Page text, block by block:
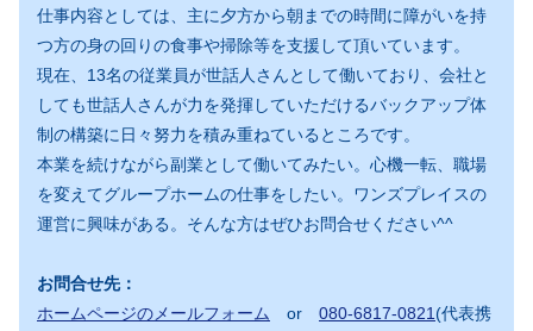
仕事内容としては、主に夕方から朝までの時間に障がいを持
つ方の身の回りの食事や掃除等を支援して頂いています。
現在、13名の従業員が世話人さんとして働いており、会社と
しても世話人さんが力を発揮していただけるバックアップ体
制の構築に日々努力を積み重ねているところです。
本業を続けながら副業として働いてみたい。心機一転、職場
を変えてグループホームの仕事をしたい。ワンズプレイスの
運営に興味がある。そんな方はぜひお問合せください^^
お問合せ先：
ホームページのメールフォーム
or 080-6817-0821 (代表携